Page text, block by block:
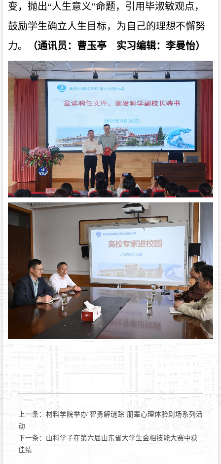
变，抛出“人生意义”命题，引用毕淑敏观点，
鼓励学生确立人生目标，为自己的理想不懈努
力。
（通讯员：曹玉亭 实习编辑：李曼怡）
上一条： 材料学院举办“智勇解谜踪”朋辈心理体验剧场系列活
动
下一条： 山科学子在第六届山东省大学生金相技能大赛中获
佳绩